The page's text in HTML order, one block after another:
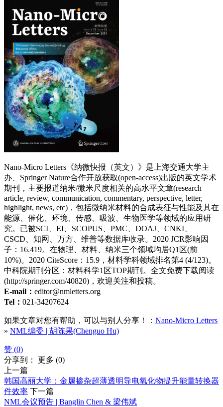
Nano-Micro Letters《纳微快报（英文）》是上海交通大学主
办、Springer Nature合作开放获取(open-access)出版的英文学术
期刊，主要报道纳米/微米尺度相关的高水平文章(research
article, review, communication, commentary, perspective, letter,
highlight, news, etc)，包括微纳米材料的合成表征与性能及其在
能源、催化、环境、传感、吸波、生物医学等领域的应用研
究。已被SCI、EI、SCOPUS、PMC、DOAJ、CNKI、
CSCD、知网、万方、维普等数据库收录。2020 JCR影响因
子：16.419。在物理、材料、纳米三个领域均居Q1区(前
10%)。2020 CiteScore：15.9，材料学科领域排名第4 (4/123)。
中科院期刊分区：材料科学1区TOP期刊。全文免费下载阅读
(http://springer.com/40820)，欢迎关注和投稿。
E-mail： editor@nmletters.org
Tel： 021-34207624
如果文章对您有帮助，可以与别人分享！： Nano-Micro Letters
» NML编委 | 胡陈果(Chenguo Hu)
赞 (0)
分享到： 更多 (0)
上一篇
韩国高丽大学：金属掺杂超薄透明导电氧化物提升能量转换器
件效率 下一篇
NML会议预告 | Banglin Chen & 梁伟斌